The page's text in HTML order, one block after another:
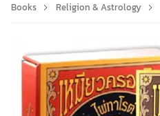
Books Religion & Astrology